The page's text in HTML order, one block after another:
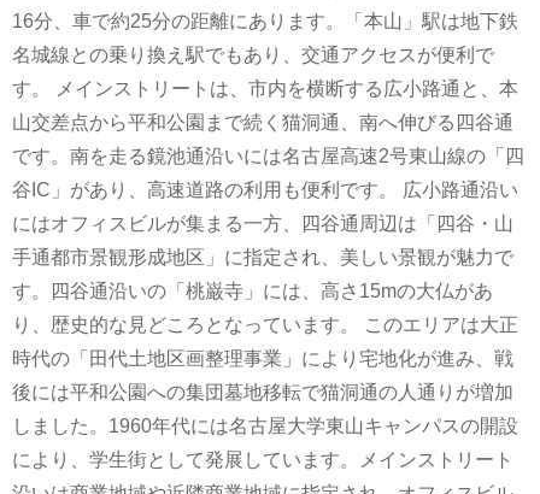
16分、車で約25分の距離にあります。「本山」駅は地下鉄
名城線との乗り換え駅でもあり、交通アクセスが便利で
す。 メインストリートは、市内を横断する広小路通と、本
山交差点から平和公園まで続く猫洞通、南へ伸びる四谷通
です。南を走る鏡池通沿いには名古屋高速2号東山線の「四
谷IC」があり、高速道路の利用も便利です。 広小路通沿い
にはオフィスビルが集まる一方、四谷通周辺は「四谷・山
手通都市景観形成地区」に指定され、美しい景観が魅力で
す。四谷通沿いの「桃巌寺」には、高さ15mの大仏があ
り、歴史的な見どころとなっています。 このエリアは大正
時代の「田代土地区画整理事業」により宅地化が進み、戦
後には平和公園への集団墓地移転で猫洞通の人通りが増加
しました。1960年代には名古屋大学東山キャンパスの開設
により、学生街として発展しています。メインストリート